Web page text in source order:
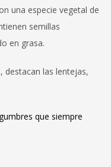
una especie vegetal de
semillas
en grasa.
destacan las lentejas,
que siempre